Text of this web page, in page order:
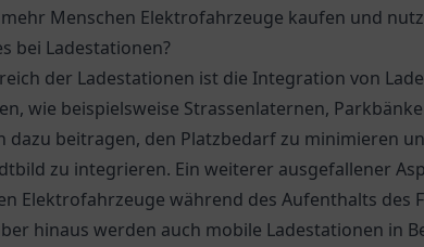
Menschen Elektrofahrzeuge kaufen und
bei Ladestationen?
der Ladestationen ist die Integration von
wie beispielsweise Strassenlaternen,
dazu beitragen, den Platzbedarf zu minimieren
zu integrieren. Ein weiterer ausgefallener
Elektrofahrzeuge während des Aufenthalts des
hinaus werden auch mobile Ladestationen in